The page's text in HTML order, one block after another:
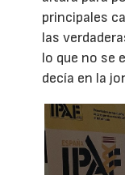
principales
las
lo que no se
decía en la